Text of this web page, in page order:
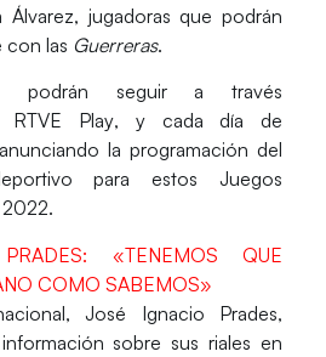
Álvarez, jugadoras que podrán
con las Guerreras.
podrán seguir a través
RTVE Play, y cada día de
la programación del
para estos Juegos
«TENEMOS QUE
COMO SABEMOS»
José Ignacio Prades,
sobre sus riales en